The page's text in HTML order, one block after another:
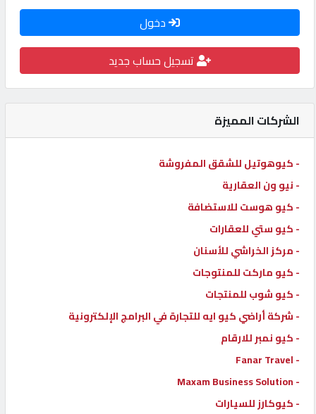
كيو
كارز
كيو
ماركت
الدليل
القطري
POWERED
QHOST
دخول
تسجيل حساب جديد
الشركات المميزة
- كيوهوتيل للشقق المفروشة
- نيو ون العقارية
- كيو هوست للاستضافة
- كيو ستي للعقارات
- مركز الخراشي للأسنان
- كيو ماركت للمنتوجات
- كيو شوب للمنتجات
- شركة أراضي كيو ايه للتجارة في البرامج الإلكترونية
- كيو نمبر للارقام
- Fanar Travel
- Maxam Business Solution
- كيوكارز للسيارات